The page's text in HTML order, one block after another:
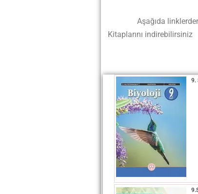
Aşağıda linklerden tek
Kitaplarını indirebilirsiniz
9.